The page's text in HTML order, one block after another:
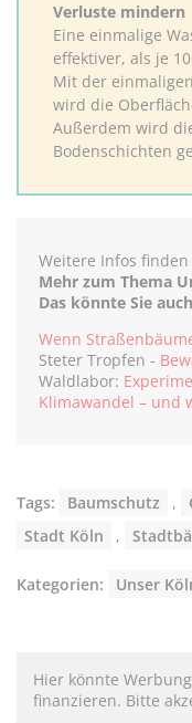
Verluste mindern
Eine einmalige
effektiver, als je
Mit der
wird die
Außerdem wird
Bodenschichten
Weitere Infos finden
Mehr zum Thema
Das könnte Sie
Wenn
Steter Tropfen -
Waldlabor:
Klimawandel – und
Tags: Baumschutz ,
Stadt Köln
,
Kategorien: Unser
Hier könnte
finanzieren. Bitte